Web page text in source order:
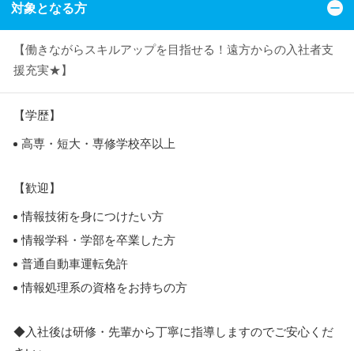
対象となる方
【働きながらスキルアップを目指せる！遠方からの入社者支
援充実★】
【学歴】
高専・短大・専修学校卒以上
【歓迎】
情報技術を身につけたい方
情報学科・学部を卒業した方
普通自動車運転免許
情報処理系の資格をお持ちの方
◆入社後は研修・先輩から丁寧に指導しますのでご安心くだ